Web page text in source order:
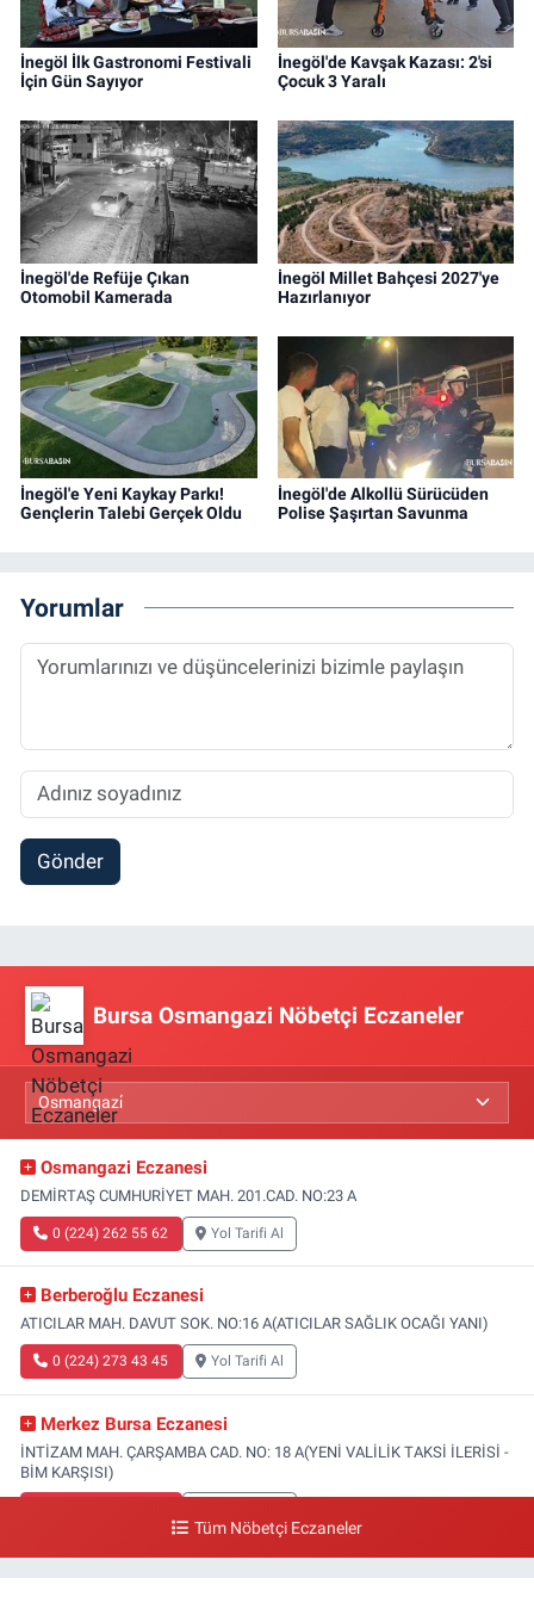
İnegöl İlk Gastronomi Festivali
İçin Gün Sayıyor
İnegöl'de Kavşak Kazası: 2'si
Çocuk 3 Yaralı
İnegöl'de Refüje Çıkan
Otomobil Kamerada
İnegöl Millet Bahçesi 2027'ye
Hazırlanıyor
İnegöl'e Yeni Kaykay Parkı!
Gençlerin Talebi Gerçek Oldu
İnegöl'de Alkollü Sürücüden
Polise Şaşırtan Savunma
Yorumlar
Gönder
Bursa Osmangazi Nöbetçi Eczaneler
Osmangazi Eczanesi
DEMİRTAŞ CUMHURİYET MAH. 201.CAD. NO:23 A
0 (224) 262 55 62 Yol Tarifi Al
Berberoğlu Eczanesi
ATICILAR MAH. DAVUT SOK. NO:16 A(ATICILAR SAĞLIK OCAĞI YANI)
0 (224) 273 43 45 Yol Tarifi Al
Merkez Bursa Eczanesi
İNTİZAM MAH. ÇARŞAMBA CAD. NO: 18 A(YENİ VALİLİK TAKSİ İLERİSİ -
BİM KARŞISI)
Tüm Nöbetçi Eczaneler